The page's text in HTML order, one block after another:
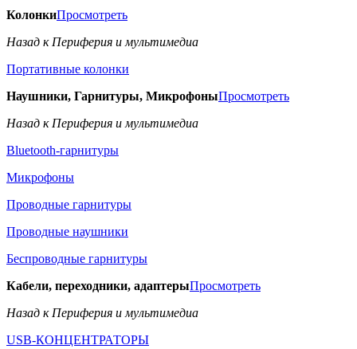
КолонкиПросмотреть
Назад к Периферия и мультимедиа
Портативные колонки
Наушники, Гарнитуры, МикрофоныПросмотреть
Назад к Периферия и мультимедиа
Bluetooth-гарнитуры
Микрофоны
Проводные гарнитуры
Проводные наушники
Беспроводные гарнитуры
Кабели, переходники, адаптерыПросмотреть
Назад к Периферия и мультимедиа
USB-КОНЦЕНТРАТОРЫ